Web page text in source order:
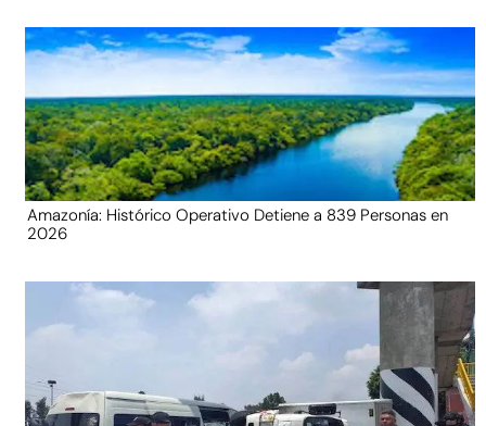
Amazonía: Histórico Operativo Detiene a 839 Personas en
2026